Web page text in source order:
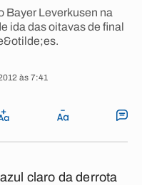
Bayer Leverkusen na
ida das oitavas de final
às 7:41
claro da derrota